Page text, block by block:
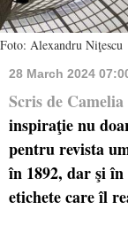
Foto: Alexandru Niţescu
28 March 2024
Scris de
inspiraţie nu
pentru revista
în 1892, dar şi
etichete care îl